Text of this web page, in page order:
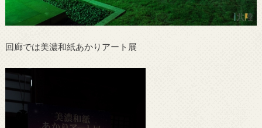
回廊では美濃和紙あかりアート展